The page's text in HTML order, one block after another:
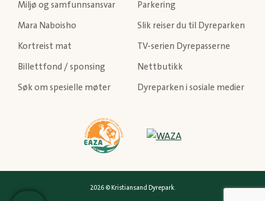
Miljø og samfunnsansvar
Mara Naboisho
Kortreist mat
Billettfond / sponsing
Søk om spesielle møter
Parkering
Slik reiser du til Dyreparken
TV-serien Dyrepasserne
Nettbutikk
Dyreparken i sosiale medier
2026 © Kristiansand Dyrepark.